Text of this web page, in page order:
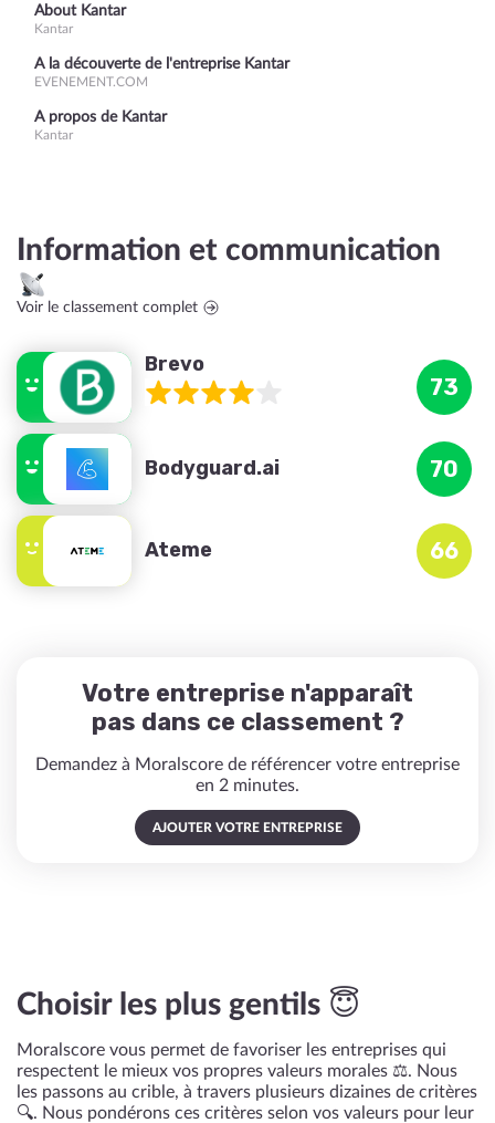
About Kantar
Kantar
A la découverte de l'entreprise Kantar
EVENEMENT.COM
A propos de Kantar
Kantar
Information et communication
Voir le classement complet
Brevo
73
Bodyguard.ai 70
Ateme 66
Votre entreprise n'apparaît
pas dans ce classement ?
Demandez à Moralscore de référencer votre entreprise
en 2 minutes.
AJOUTER VOTRE ENTREPRISE
Choisir les plus gentils 😇
Moralscore vous permet de favoriser les entreprises qui
respectent le mieux vos propres valeurs morales ⚖️. Nous
les passons au crible, à travers plusieurs dizaines de critères
🔍. Nous pondérons ces critères selon vos valeurs pour leur